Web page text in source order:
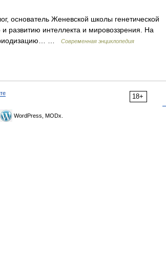
основатель Женевской школы генетической
развитию интеллекта и мировоззрения. На
…
Современная энциклопедия
18+
WordPress, MODx.